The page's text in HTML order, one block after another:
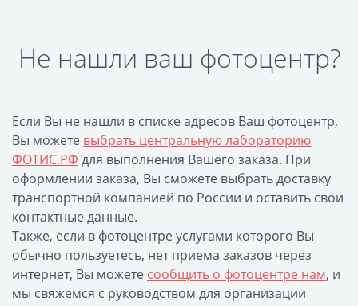
Фоторама с магнитами
Фотопечать на
пластике
Картины на досках
Фотопечать на дереве
Самоклеящийся винил
Печать выкроек
Холст на конкурс
Фотопечать больших
Не нашли ваш фотоцентр?
Если Вы не нашли в списке адресов Ваш фотоцентр,
Вы можете выбрать центральную лабораторию
ФОТИС.РФ для выполнения Вашего заказа. При
оформлении заказа, Вы сможете выбрать доставку
транспортной компанией по России и оставить свои
контактные данные.
Также, если в фотоцентре услугами которого Вы
обычно пользуетесь, нет приема заказов через
интернет, Вы можете сообщить о фотоцентре нам, и
мы свяжемся с руководством для организации